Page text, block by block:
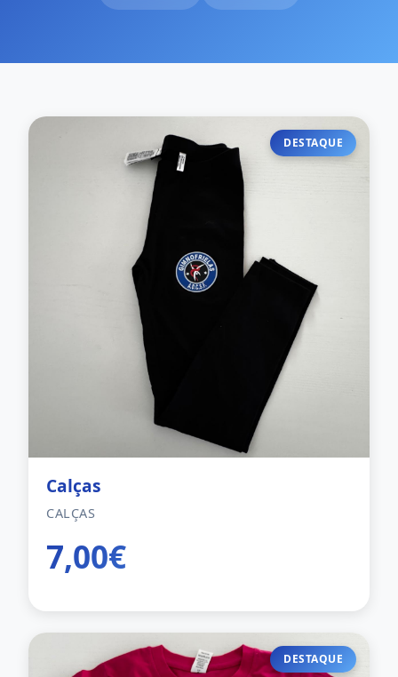
DESTAQUE
Calças
CALÇAS
7,00€
DESTAQUE